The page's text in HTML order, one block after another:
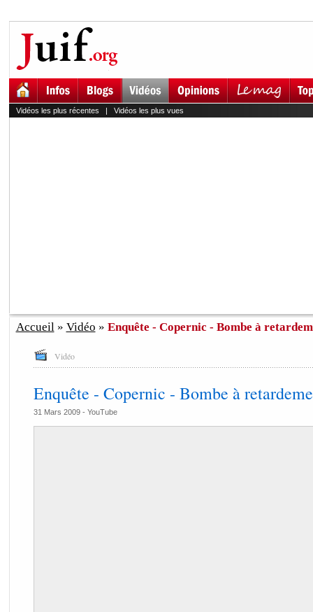
Vidéos les plus récentes | Vidéos les plus vues
Accueil» Vidéo » Enquête - Copernic - Bombe à
Vidéo
Enquête - Copernic - Bombe à
31 Mars 2009 - YouTube